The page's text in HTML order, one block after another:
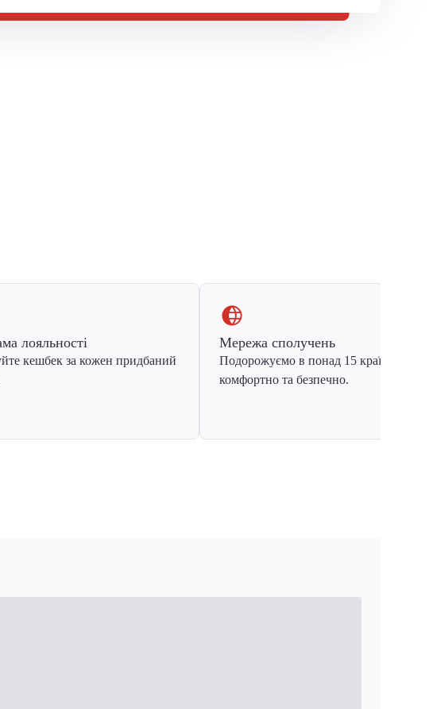
лояльності
кешбек за кожен придбаний
Мережа сполучень
Подорожуємо в понад 15 країн Європи
комфортно та безпечно.